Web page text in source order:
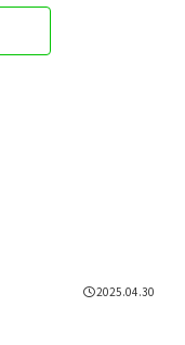
2025.04.30